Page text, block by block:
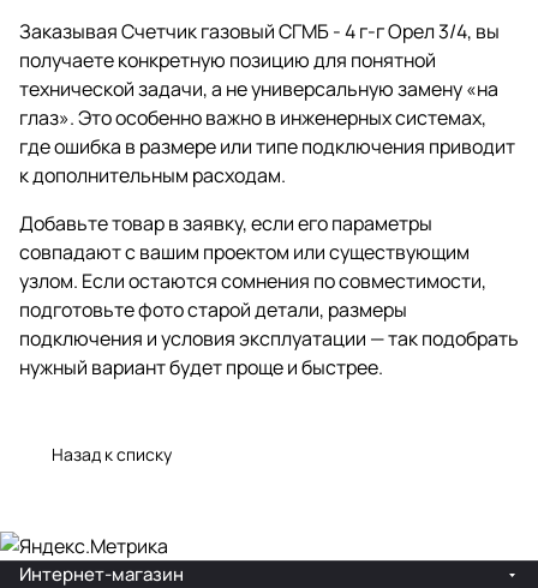
Заказывая Счетчик газовый СГМБ - 4 г-г Орел 3/4, вы
получаете конкретную позицию для понятной
технической задачи, а не универсальную замену «на
глаз». Это особенно важно в инженерных системах,
где ошибка в размере или типе подключения приводит
к дополнительным расходам.
Добавьте товар в заявку, если его параметры
совпадают с вашим проектом или существующим
узлом. Если остаются сомнения по совместимости,
подготовьте фото старой детали, размеры
подключения и условия эксплуатации — так подобрать
нужный вариант будет проще и быстрее.
Назад к списку
Интернет-магазин